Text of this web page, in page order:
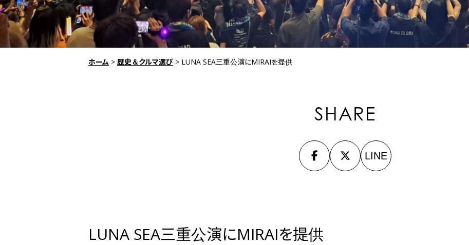
ホーム > 歴史＆クルマ選び > LUNA SEA三重公演にMIRAIを提供
SHARE
LINE
LUNA SEA三重公演にMIRAIを提供